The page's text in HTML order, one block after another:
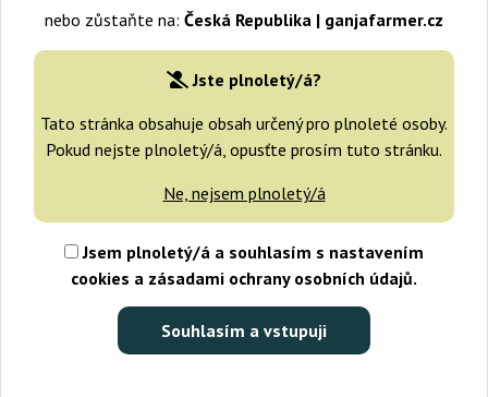
nebo zůstaňte na: Česká Republika | ganjafarmer.cz
Jste plnoletý/á?
Tato stránka obsahuje obsah určený pro plnoleté osoby.
Pokud nejste plnoletý/á, opusťte prosím tuto stránku.
Ne, nejsem plnoletý/á
Jsem plnoletý/á a souhlasím s nastavením
cookies a zásadami ochrany osobních údajů.
Souhlasím a vstupuji